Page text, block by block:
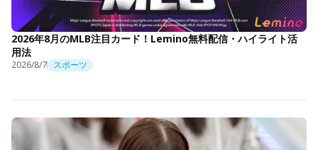
2026年8月のMLB注目カード！Lemino無料配信・ハイライト活
用法
2026/8/7 スポーツ